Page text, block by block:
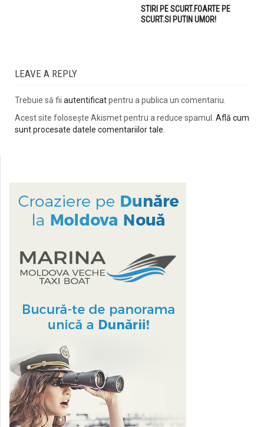
STIRI PE SCURT.FOARTE PE
SCURT.SI PUTIN UMOR!
LEAVE A REPLY
Trebuie să fii autentificatpentru a publica un comentariu.
Acest site folosește Akismet pentru a reduce spamul. Află cum
sunt procesate datele comentariilor tale